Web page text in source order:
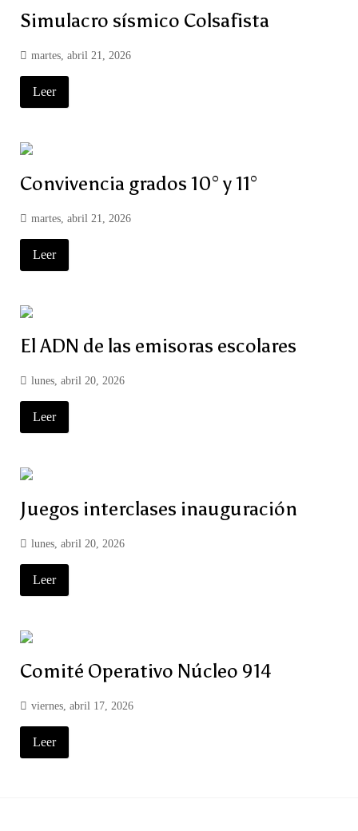
Simulacro sísmico Colsafista
martes, abril 21, 2026
Leer
Convivencia grados 10° y 11°
martes, abril 21, 2026
Leer
El ADN de las emisoras escolares
lunes, abril 20, 2026
Leer
Juegos interclases inauguración
lunes, abril 20, 2026
Leer
Comité Operativo Núcleo 914
viernes, abril 17, 2026
Leer